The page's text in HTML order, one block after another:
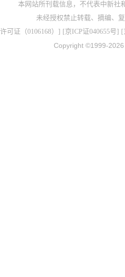
本网站所刊载信息，不代表中新社
未经授权禁止转载、摘编、
可证（0106168） ] [京ICP证040655号] [
Copyright ©1999-